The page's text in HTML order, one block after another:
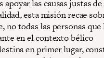
las causas justas
esta misión recae
no todas las personas que
en el contexto bélico
en primer lugar,